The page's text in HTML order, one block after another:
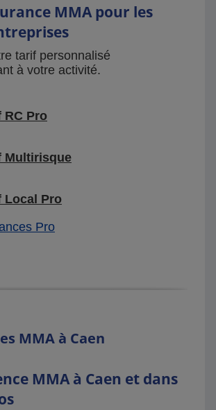
MMA pour les
tarif personnalisé
à votre activité.
RC Pro
Multirisque
Local Pro
Pro
MMA à Caen
MMA à Caen et dans